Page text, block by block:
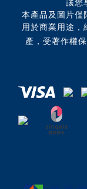
讓您
本產品及圖片僅
用於商業用途，
產，受著作權